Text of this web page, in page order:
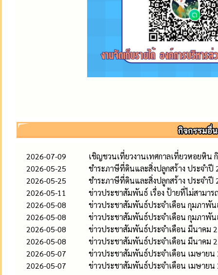
2026-07-09
เชิญชวนเที่ยวงานเทศกาลเที่ยวหอยหิน
2026-05-25
ชำระภาษีที่ดินและสิ่งปลูกสร้าง ประจำปี
2026-05-25
ชำระภาษีที่ดินและสิ่งปลูกสร้าง ประจำปี
2026-05-11
ข่าวประชาสัมพันธ์ เรื่อง ป้ายที่ไม่สามา
2026-05-08
ข่าวประชาสัมพันธ์ประจำเดือน กุมภาพัน
2026-05-08
ข่าวประชาสัมพันธ์ประจำเดือน กุมภาพัน
2026-05-08
ข่าวประชาสัมพันธ์ประจำเดือน มีนาคม
2026-05-08
ข่าวประชาสัมพันธ์ประจำเดือน มีนาคม
2026-05-07
ข่าวประชาสัมพันธ์ประจำเดือน เมษายน
2026-05-07
ข่าวประชาสัมพันธ์ประจำเดือน เมษายน